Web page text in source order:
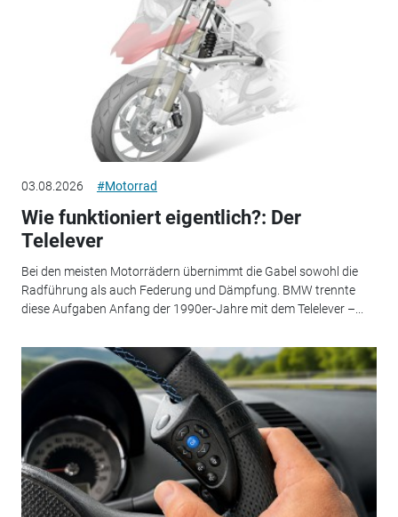
03.08.2026 #Motorrad
Wie funktioniert eigentlich?: Der
Telelever
Bei den meisten Motorrädern übernimmt die Gabel sowohl die
Radführung als auch Federung und Dämpfung. BMW trennte
diese Aufgaben Anfang der 1990er-Jahre mit dem Telelever –...